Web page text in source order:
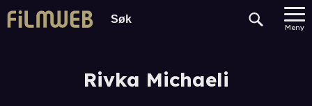
Meny
Rivka Michaeli